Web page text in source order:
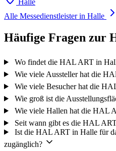
Halle
Alle Messedienstleister in Halle
Häufige Fragen zur
Wo findet die HAL ART in
Wie viele Aussteller hat die
Wie viele Besucher hat die
Wie groß ist die
Wie viele Hallen hat die HAL
Seit wann gibt es die HAL
Ist die HAL ART in Halle für
zugänglich?